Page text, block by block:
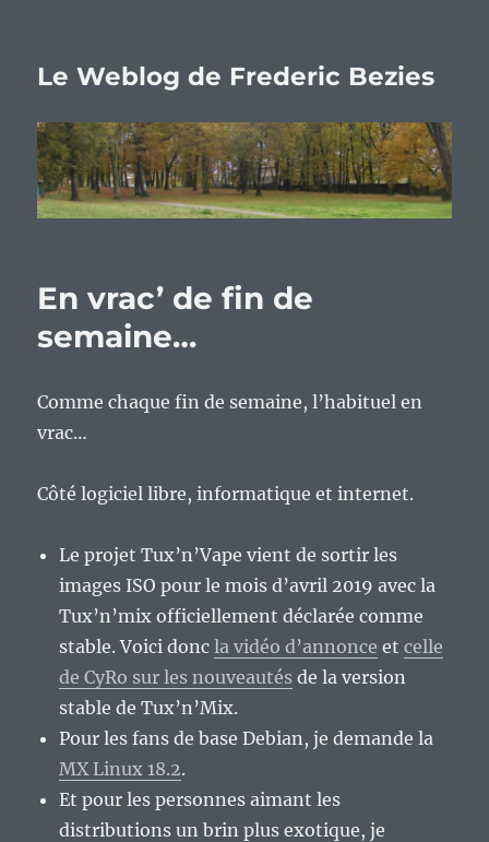
Le Weblog de Frederic Bezies
En vrac’ de fin de
semaine…
Comme chaque fin de semaine, l’habituel en
vrac…
Côté logiciel libre, informatique et internet.
Le projet Tux’n’Vape vient de sortir les
images ISO pour le mois d’avril 2019 avec la
Tux’n’mix officiellement déclarée comme
stable. Voici doncla vidéo d’annonce etcelle
de CyRo sur les nouveautés de la version
stable de Tux’n’Mix.
Pour les fans de base Debian, je demande la
MX Linux 18.2.
Et pour les personnes aimant les
distributions un brin plus exotique, je